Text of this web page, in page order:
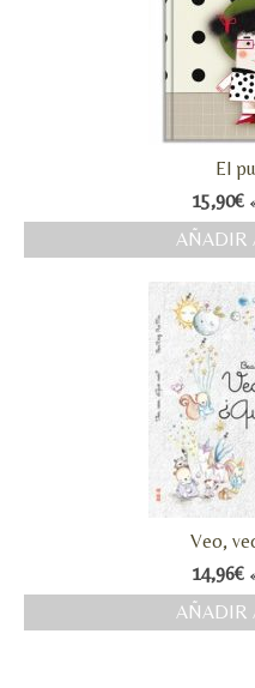
El
15,90€
AÑADIR
Veo,
14,96€
AÑADIR